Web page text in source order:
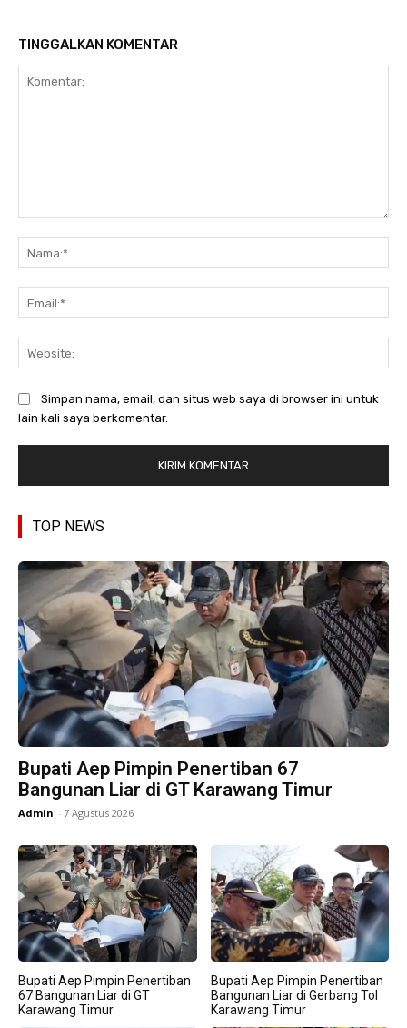
TINGGALKAN KOMENTAR
Simpan nama, email, dan situs web saya di browser ini untuk
lain kali saya berkomentar.
TOP NEWS
Bupati Aep Pimpin Penertiban 67
Bangunan Liar di GT Karawang Timur
Admin - 7 Agustus 2026
Bupati Aep Pimpin Penertiban
67 Bangunan Liar di GT
Karawang Timur
Bupati Aep Pimpin Penertiban
Bangunan Liar di Gerbang Tol
Karawang Timur